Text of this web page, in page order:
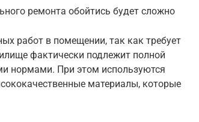
ремонта обойтись будет сложно
работ в помещении, так как требует
фактически подлежит полной
нормами. При этом используются
материалы, которые